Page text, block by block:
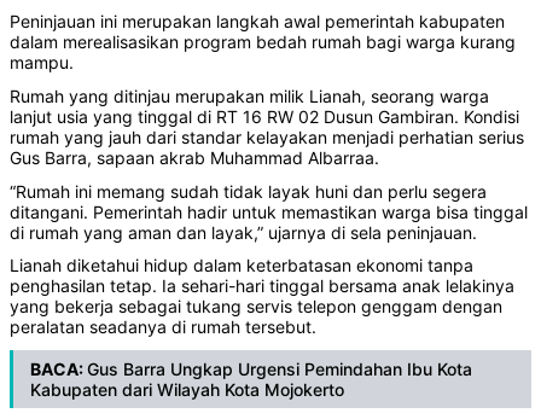
Peninjauan ini merupakan langkah awal pemerintah kabupaten
dalam merealisasikan program bedah rumah bagi warga kurang
mampu.
Rumah yang ditinjau merupakan milik Lianah, seorang warga
lanjut usia yang tinggal di RT 16 RW 02 Dusun Gambiran. Kondisi
rumah yang jauh dari standar kelayakan menjadi perhatian serius
Gus Barra, sapaan akrab Muhammad Albarraa.
“Rumah ini memang sudah tidak layak huni dan perlu segera
ditangani. Pemerintah hadir untuk memastikan warga bisa tinggal
di rumah yang aman dan layak,” ujarnya di sela peninjauan.
Lianah diketahui hidup dalam keterbatasan ekonomi tanpa
penghasilan tetap. Ia sehari-hari tinggal bersama anak lelakinya
yang bekerja sebagai tukang servis telepon genggam dengan
peralatan seadanya di rumah tersebut.
BACA:Gus Barra Ungkap Urgensi Pemindahan Ibu Kota
Kabupaten dari Wilayah Kota Mojokerto